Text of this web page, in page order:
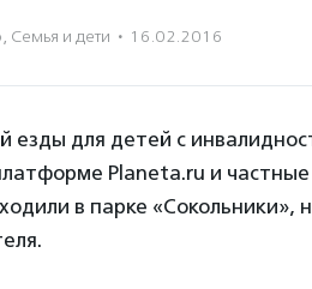
, Семья и дети · 16.02.2016
езды для детей с
Planeta.ru и
в парке «Сокольники»,